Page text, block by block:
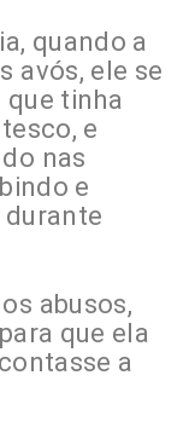
quando a
avós, ele se
tinha
e
nas
e
abusos,
que ela
a